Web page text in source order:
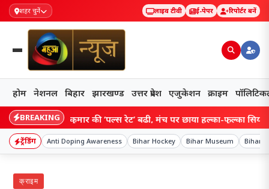
शहर चुनें लाइव टीवी ई-पेपर रिपोर्टर बनें
होम नेशनल बिहार झारखण्ड उत्तर प्रदेश एजुकेशन क्राइम
BREAKING
निशांत कुमार की ‘पल्स रेट’ बढ़ी, मंच पर छाया हल्का-फुल्का सियासी रंग!
ट्रेंडिंग Anti Doping Awareness Bihar Hockey Bihar Museum Bihar
क्राइम